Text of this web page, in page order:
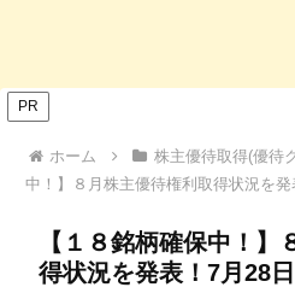
PR
ホーム 株主優待取得(優待
中！】８月株主優待権利取得状況を
【１８銘柄確保中！】
得状況を発表！7月28